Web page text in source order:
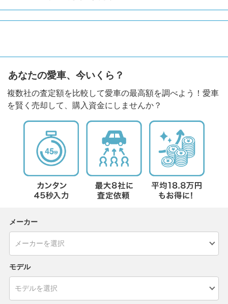
あなたの愛車、今いくら？
複数社の査定額を比較して愛車の最高額を調べよう！愛車
を賢く売却して、購入資金にしませんか？
メーカー
モデル